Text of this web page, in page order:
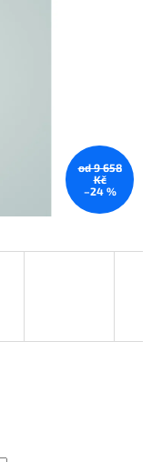
od 9 658
Kč
–24 %